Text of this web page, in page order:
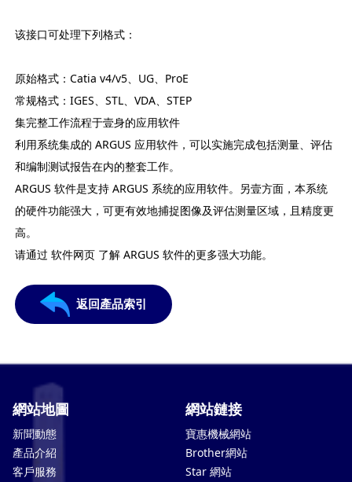
该接口可处理下列格式：
原始格式：Catia v4/v5、UG、ProE
常规格式：IGES、STL、VDA、STEP
集完整工作流程于壹身的应用软件
利用系统集成的 ARGUS 应用软件，可以实施完成包括测量、评估
和编制测试报告在内的整套工作。
ARGUS 软件是支持 ARGUS 系统的应用软件。另壹方面，本系统
的硬件功能强大，可更有效地捕捉图像及评估测量区域，且精度更
高。
请通过 软件网页 了解 ARGUS 软件的更多强大功能。
返回產品索引
網站地圖
新聞動態
產品介紹
客戶服務
網站鏈接
寶惠機械網站
Brother網站
Star 網站